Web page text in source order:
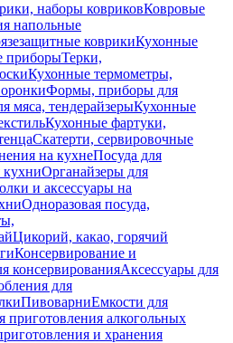
наборы ковриковКовровые
напольные
коврикиКухонные
приборыТерки,
Кухонные термометры,
Формы, приборы для
мяса, тендерайзерыКухонные
Кухонные фартуки,
Скатерти, сервировочные
на кухнеПосуда для
кухниОрганайзеры для
и аксессуары на
Одноразовая посуда,
Цикорий, какао, горячий
Консервирование и
консервированияАксессуары для
для
ПивоварниЕмкости для
приготовления алкогольных
и хранения